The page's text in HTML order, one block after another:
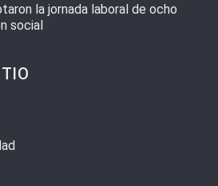
la jornada laboral de ocho
social